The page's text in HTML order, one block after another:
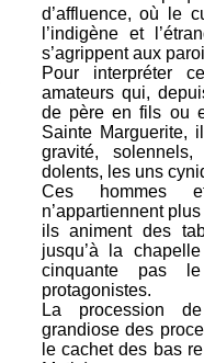
d’affluence, où le
l’indigène et
s’agrippent aux
Pour interpréter
amateurs qui,
de père en fils ou
Sainte Marguerite,
gravité,
dolents, les uns
Ces hommes
n’appartiennent
ils animent des
jusqu’à la
cinquante pas
protagonistes.
La procession
grandiose des
le cachet des bas